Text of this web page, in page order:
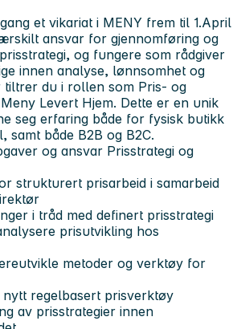
et vikariat i MENY frem til 1.April
ansvar for gjennomføring og
og fungere som rådgiver
innen analyse, lønnsomhet og
tiltrer du i rollen som Pris- og
Levert Hjem. Dette er en unik
seg erfaring både for fysisk butikk
samt både B2B og B2C.
og ansvar Prisstrategi og
strukturert prisarbeid i samarbeid
i tråd med definert prisstrategi
prisutvikling hos
metoder og verktøy for
regelbasert prisverktøy
av prisstrategier innen